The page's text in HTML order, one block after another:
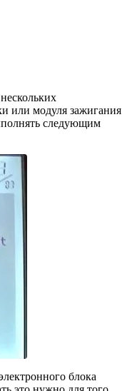
или модуля зажигания
следующим
блока